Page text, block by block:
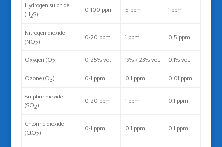
Hydrogen sulphide
(H2S)
0-100 ppm 5 ppm 1 ppm
Nitrogen dioxide
(NO2)
0-20 ppm 1 ppm 0.5 ppm
Oxygen (O2) 0-25% vol. 19% / 23% vol. 0.1% vol.
Ozone (O3) 0-1 ppm 0.1 ppm 0.01 ppm
Sulphur dioxide
(SO2)
0-20 ppm 1 ppm 0.1 ppm
Chlorine dioxide
(ClO2)
0-1 ppm 0.1 ppm 0.1 ppm